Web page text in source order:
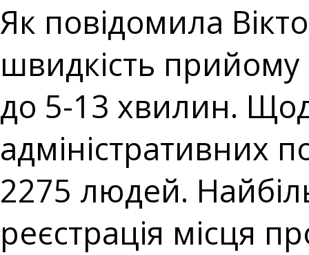
Як повідомила
швидкість
до 5-13 хвилин.
адміністративних
2275 людей.
реєстрація місця